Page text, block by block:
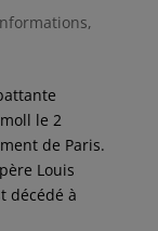
,
le 2
de Paris.
Louis
décédé à